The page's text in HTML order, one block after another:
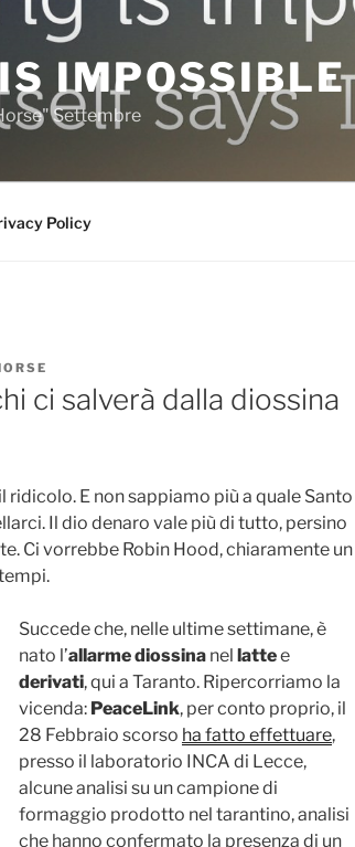
IMPOSSIBLE
Settembre
Policy
ci salverà dalla diossina
E non sappiamo più a quale Santo
Il dio denaro vale più di tutto, persino
Ci vorrebbe Robin Hood, chiaramente un
Succede che, nelle ultime settimane, è
nato l’allarme diossina nel lattee
derivati, qui a Taranto. Ripercorriamo la
vicenda: PeaceLink, per conto proprio, il
28 Febbraio scorso ha fatto effettuare,
presso il laboratorio INCA di Lecce,
alcune analisi su un campione di
formaggio prodotto nel tarantino, analisi
che hanno confermato la presenza di un